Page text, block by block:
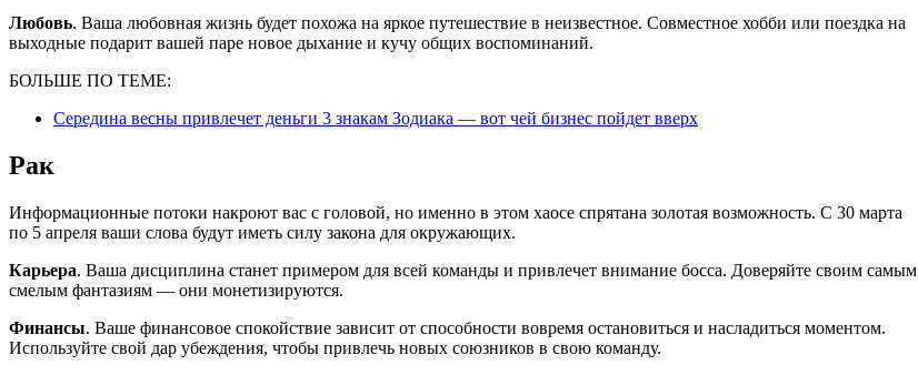
Любовь. Ваша любовная жизнь будет похожа на яркое путешествие в неизвестное. Совместное хобби или поездка на
выходные подарит вашей паре новое дыхание и кучу общих воспоминаний.
БОЛЬШЕ ПО ТЕМЕ:
Середина весны привлечет деньги 3 знакам Зодиака — вот чей бизнес пойдет вверх
Рак
Информационные потоки накроют вас с головой, но именно в этом хаосе спрятана золотая возможность. С 30 марта
по 5 апреля ваши слова будут иметь силу закона для окружающих.
Карьера. Ваша дисциплина станет примером для всей команды и привлечет внимание босса. Доверяйте своим самым
смелым фантазиям — они монетизируются.
Финансы. Ваше финансовое спокойствие зависит от способности вовремя остановиться и насладиться моментом.
Используйте свой дар убеждения, чтобы привлечь новых союзников в свою команду.